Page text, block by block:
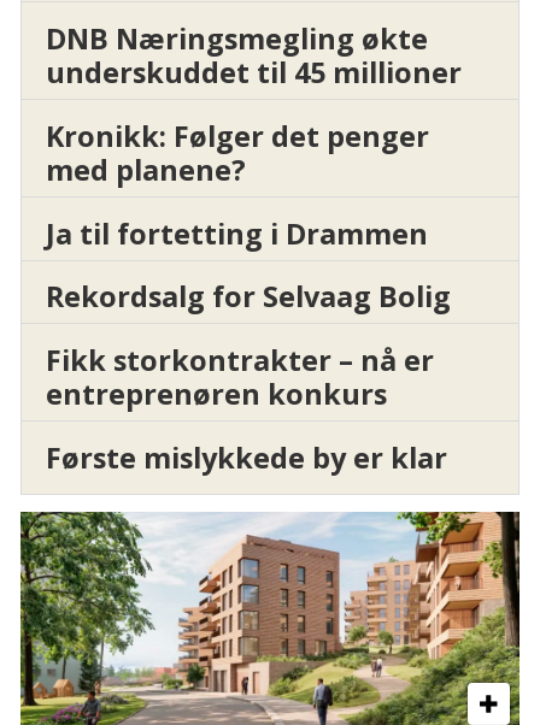
DNB Næringsmegling økte
underskuddet til 45 millioner
Kronikk: Følger det penger
med planene?
Ja til fortetting i Drammen
Rekordsalg for Selvaag Bolig
Fikk storkontrakter – nå er
entreprenøren konkurs
Første mislykkede by er klar